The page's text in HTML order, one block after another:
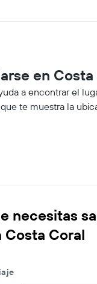
en Costa
a encontrar el
te muestra la
necesitas
Costa Coral